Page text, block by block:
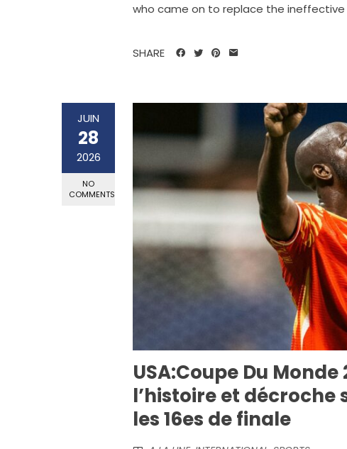
who came on to replace the ineffective
SHARE
JUIN
28
2026
NO
COMMENTS
USA:Coupe Du
l’histoire et
les 16es de finale